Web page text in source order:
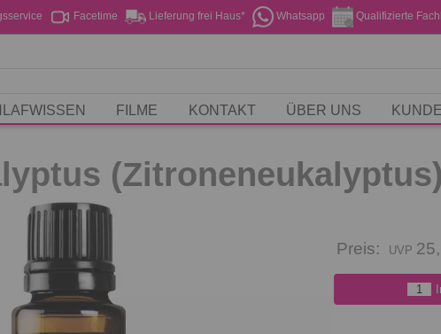
Qualifizierte
Whatsapp
Lieferung frei Haus*
Facetime
FILME KONTAKT ÜBER UNS
(Zitroneneukalyptus)
Preis: